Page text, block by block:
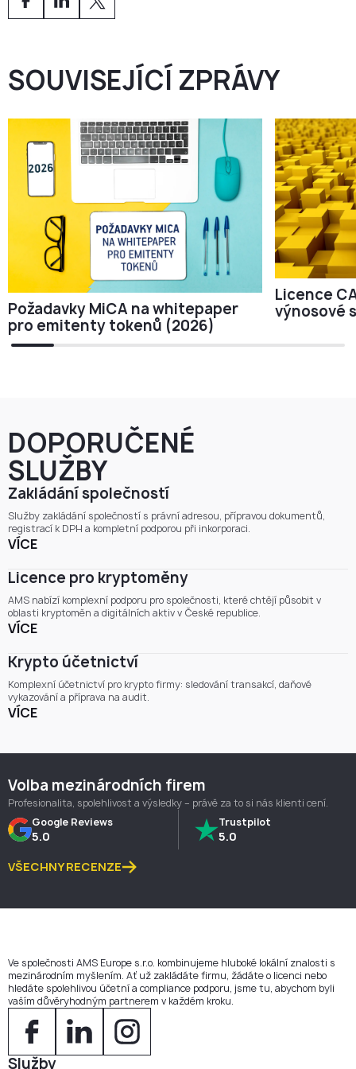
SOUVISEJÍCÍ ZPRÁVY
Požadavky MiCA na whitepaper
pro emitenty tokenů (2026)
Licence
výnosové
DOPORUČENÉ
SLUŽBY
Zakládání společností
Služby zakládání společností s právní adresou, přípravou dokumentů,
registrací k DPH a kompletní podporou při inkorporaci.
VÍCE
Licence pro kryptoměny
AMS nabízí komplexní podporu pro společnosti, které chtějí působit v
oblasti kryptoměn a digitálních aktiv v České republice.
VÍCE
Krypto účetnictví
Komplexní účetnictví pro krypto firmy: sledování transakcí, daňové
vykazování a příprava na audit.
VÍCE
Volba mezinárodních firem
Profesionalita, spolehlivost a výsledky – právě za to si nás klienti cení.
Google Reviews
5.0
Trustpilot
5.0
VŠECHNY RECENZE
Ve společnosti AMS Europe s.r.o. kombinujeme hluboké lokální znalosti s
mezinárodním myšlením. Ať už zakládáte firmu, žádáte o licenci nebo
hledáte spolehlivou účetní a compliance podporu, jsme tu, abychom byli
vaším důvěryhodným partnerem v každém kroku.
Služby